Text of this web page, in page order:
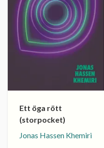
Ett öga rött
(storpocket)
Jonas Hassen Khemiri